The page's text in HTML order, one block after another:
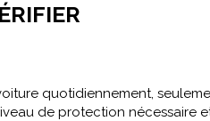
quotidiennement,
de protection nécessaire